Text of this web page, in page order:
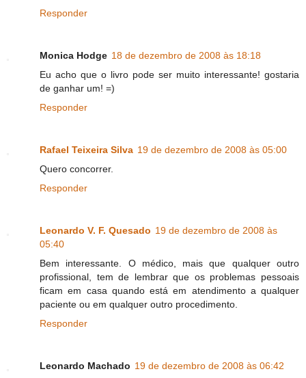
Responder
Monica Hodge 18 de dezembro de 2008 às 18:18
Eu acho que o livro pode ser muito interessante! gostaria
de ganhar um! =)
Responder
Rafael Teixeira Silva 19 de dezembro de 2008 às 05:00
Quero concorrer.
Responder
Leonardo V. F. Quesado 19 de dezembro de 2008 às
05:40
Bem interessante. O médico, mais que qualquer outro
profissional, tem de lembrar que os problemas pessoais
ficam em casa quando está em atendimento a qualquer
paciente ou em qualquer outro procedimento.
Responder
Leonardo Machado 19 de dezembro de 2008 às 06:42